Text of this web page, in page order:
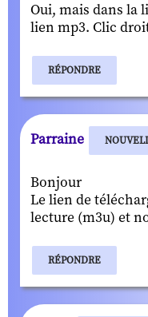
Oui, mais dans la
lien mp3. Clic
RÉPONDRE
Parraine
Bonjour
Le lien de
lecture (m3u) et
RÉPONDRE